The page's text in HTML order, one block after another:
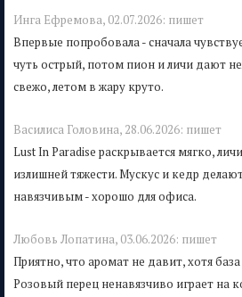
Инга Ефремова, 02.07.2026: пишет
Впервые попробовала - сначала
чуть острый, потом пион и личи дают
свежо, летом в жару круто.
Василиса Головина, 28.06.2026: пишет
Lust In Paradise раскрывается мягко,
излишней тяжести. Мускус и кедр
навязчивым - хорошо для офиса.
Любовь Лопатина, 03.06.2026: пишет
Приятно, что аромат не давит, хотя
Розовый перец ненавязчиво играет на